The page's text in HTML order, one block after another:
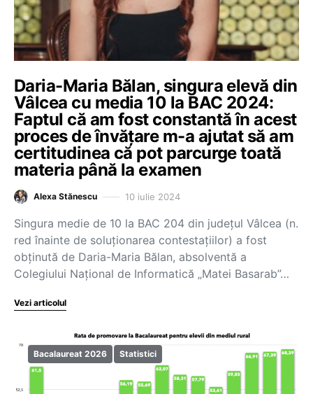
Daria-Maria Bălan, singura elevă din
Vâlcea cu media 10 la BAC 2024:
Faptul că am fost constantă în acest
proces de învățare m-a ajutat să am
certitudinea că pot parcurge toată
materia până la examen
Alexa Stănescu 10 iulie 2024
Singura medie de 10 la BAC 204 din județul Vâlcea (n.
red înainte de soluționarea contestațiilor) a fost
obținută de Daria-Maria Bălan, absolventă a
Colegiului Național de Informatică „Matei Basarab”…
Vezi articolul
Bacalaureat 2026 Statistici